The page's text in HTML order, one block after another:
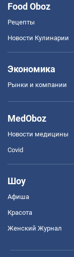
Food Oboz
Рецепты
Новости Кулинарии
Экономика
Рынки и компании
MedOboz
Новости медицины
Covid
Шоу
Афиша
Красота
Женский Журнал